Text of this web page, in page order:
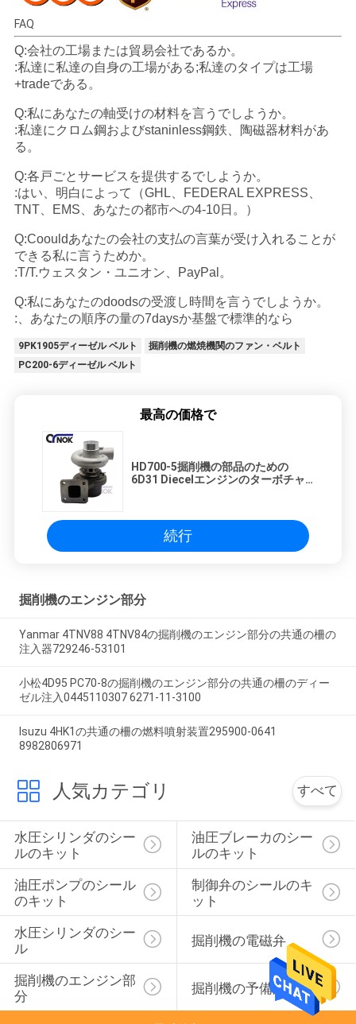
FAQ
Q:会社の工場または貿易会社であるか。
:私達に私達の自身の工場がある;私達のタイプは工場
+tradeである。
Q:私にあなたの軸受けの材料を言うでしようか。
:私達にクロム鋼およびstaninless鋼鉄、陶磁器材料があ
る。
Q:各戸ごとサービスを提供するでしようか。
:はい、明白によって（GHL、FEDERAL EXPRESS、
TNT、EMS、あなたの都市への4-10日。）
Q:Coouldあなたの会社の支払の言葉が受け入れることが
できる私に言うためか。
:T/T.ウェスタン・ユニオン、PayPal。
Q:私にあなたのdoodsの受渡し時間を言うでしようか。
:、あなたの順序の量の7daysか基盤で標準的なら
9PK1905ディーゼル ベルト
掘削機の燃焼機関のファン・ベルト
PC200-6ディーゼル ベルト
最高の価格で
HD700-5掘削機の部品のための
6D31 Diecelエンジンのターボチャ
続行
掘削機のエンジン部分
Yanmar 4TNV88 4TNV84の掘削機のエンジン部分の共通の柵の
注入器729246-53101
小松4D95 PC70-8の掘削機のエンジン部分の共通の柵のディー
ゼル注入0445110307 6271-11-3100
Isuzu 4HK1の共通の柵の燃料噴射装置295900-0641
8982806971
人気カテゴリ すべて
水圧シリンダのシー
ルのキット
油圧ブレーカのシー
ルのキット
油圧ポンプのシール
のキット
制御弁のシールのキ
ット
水圧シリンダのシー
ル
掘削機の電磁弁
掘削機のエンジン部
分
掘削機の予備品